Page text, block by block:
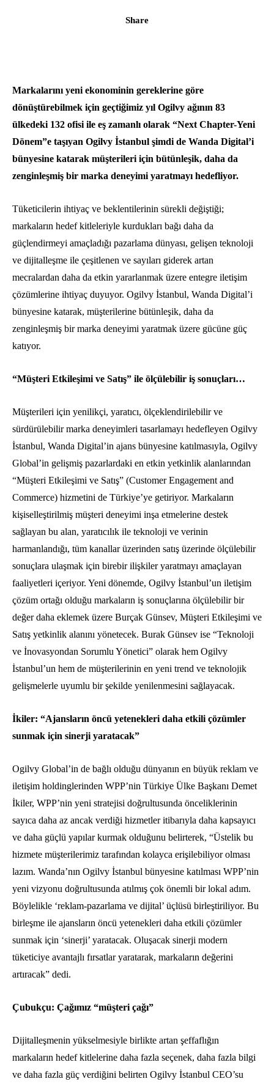
Share
Markalarını yeni ekonominin gereklerine göre
dönüştürebilmek için geçtiğimiz yıl Ogilvy ağının 83
ülkedeki 132 ofisi ile eş zamanlı olarak “Next Chapter-Yeni
Dönem”e taşıyan Ogilvy İstanbul şimdi de Wanda Digital’i
bünyesine katarak müşterileri için bütünleşik, daha da
zenginleşmiş bir marka deneyimi yaratmayı hedefliyor.
Tüketicilerin ihtiyaç ve beklentilerinin sürekli değiştiği;
markaların hedef kitleleriyle kurdukları bağı daha da
güçlendirmeyi amaçladığı pazarlama dünyası, gelişen teknoloji
ve dijitalleşme ile çeşitlenen ve sayıları giderek artan
mecralardan daha da etkin yararlanmak üzere entegre iletişim
çözümlerine ihtiyaç duyuyor. Ogilvy İstanbul, Wanda Digital’i
bünyesine katarak, müşterilerine bütünleşik, daha da
zenginleşmiş bir marka deneyimi yaratmak üzere gücüne güç
katıyor.
“Müşteri Etkileşimi ve Satış” ile ölçülebilir iş sonuçları…
Müşterileri için yenilikçi, yaratıcı, ölçeklendirilebilir ve
sürdürülebilir marka deneyimleri tasarlamayı hedefleyen Ogilvy
İstanbul, Wanda Digital’in ajans bünyesine katılmasıyla, Ogilvy
Global’in gelişmiş pazarlardaki en etkin yetkinlik alanlarından
“Müşteri Etkileşimi ve Satış” (Customer Engagement and
Commerce) hizmetini de Türkiye’ye getiriyor. Markaların
kişiselleştirilmiş müşteri deneyimi inşa etmelerine destek
sağlayan bu alan, yaratıcılık ile teknoloji ve verinin
harmanlandığı, tüm kanallar üzerinden satış üzerinde ölçülebilir
sonuçlara ulaşmak için birebir ilişkiler yaratmayı amaçlayan
faaliyetleri içeriyor. Yeni dönemde, Ogilvy İstanbul’un iletişim
çözüm ortağı olduğu markaların iş sonuçlarına ölçülebilir bir
değer daha eklemek üzere Burçak Günsev, Müşteri Etkileşimi ve
Satış yetkinlik alanını yönetecek. Burak Günsev ise “Teknoloji
ve İnovasyondan Sorumlu Yönetici” olarak hem Ogilvy
İstanbul’un hem de müşterilerinin en yeni trend ve teknolojik
gelişmelerle uyumlu bir şekilde yenilenmesini sağlayacak.
İkiler: “Ajansların öncü yetenekleri daha etkili çözümler
sunmak için sinerji yaratacak”
Ogilvy Global’in de bağlı olduğu dünyanın en büyük reklam ve
iletişim holdinglerinden WPP’nin Türkiye Ülke Başkanı Demet
İkiler, WPP’nin yeni stratejisi doğrultusunda önceliklerinin
sayıca daha az ancak verdiği hizmetler itibarıyla daha kapsayıcı
ve daha güçlü yapılar kurmak olduğunu belirterek, “Üstelik bu
hizmete müşterilerimiz tarafından kolayca erişilebiliyor olması
lazım. Wanda’nın Ogilvy İstanbul bünyesine katılması WPP’nin
yeni vizyonu doğrultusunda atılmış çok önemli bir lokal adım.
Böylelikle ‘reklam-pazarlama ve dijital’ üçlüsü birleştiriliyor. Bu
birleşme ile ajansların öncü yetenekleri daha etkili çözümler
sunmak için ‘sinerji’ yaratacak. Oluşacak sinerji modern
tüketiciye avantajlı fırsatlar yaratarak, markaların değerini
artıracak” dedi.
Çubukçu: Çağımız “müşteri çağı”
Dijitalleşmenin yükselmesiyle birlikte artan şeffaflığın
markaların hedef kitlelerine daha fazla seçenek, daha fazla bilgi
ve daha fazla güç verdiğini belirten Ogilvy İstanbul CEO’su